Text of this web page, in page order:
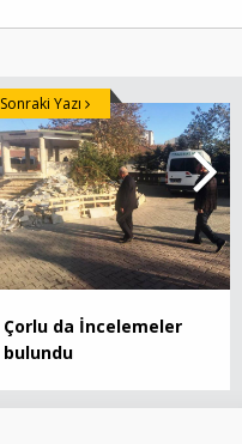
Çorlu da İncelemeler
bulundu
Sonraki Yazı